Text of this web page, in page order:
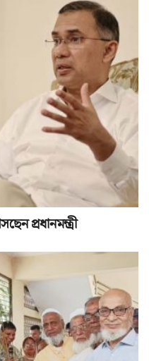
প্রধানমন্ত্রী